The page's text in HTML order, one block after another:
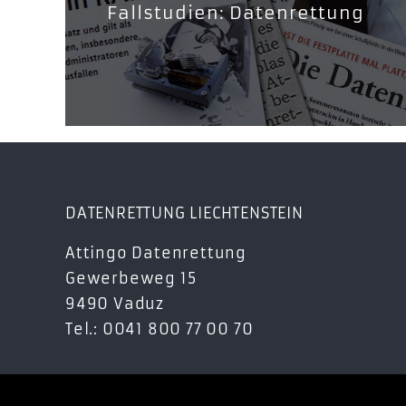
Fallstudien: Datenrettung
DATENRETTUNG LIECHTENSTEIN
Attingo Datenrettung
Gewerbeweg 15
9490 Vaduz
Tel.: 0041 800 77 00 70